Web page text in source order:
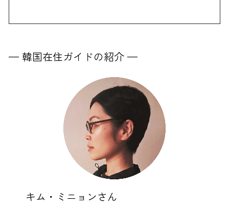
— 韓国在住ガイドの紹介 —
キム・ミニョンさん